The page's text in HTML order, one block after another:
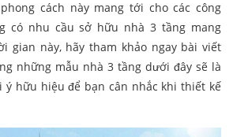
cách này mang tới cho các công
có nhu cầu sở hữu nhà 3 tầng mang
gian này, hãy tham khảo ngay bài viết
những mẫu nhà 3 tầng dưới đây sẽ là
ý hữu hiệu để bạn cân nhắc khi thiết kế